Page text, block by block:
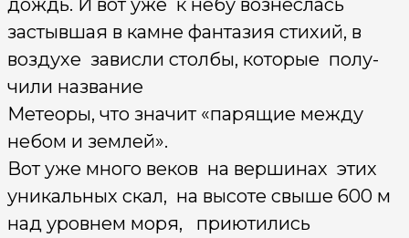
дождь. И вот уже к небу вознеслась
застывшая в камне фантазия стихий, в
воздухе зависли столбы, которые полу­
чили название
Метеоры, что значит «парящие между
небом и землей».
Вот уже много веков на вершинах этих
уникальных скал, на высоте свыше 600 м
над уровнем моря, приютились